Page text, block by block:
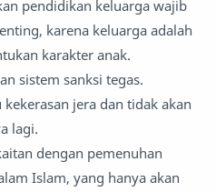
pendidikan keluarga wajib
karena keluarga adalah
karakter anak.
sistem sanksi tegas.
jera dan tidak akan
lagi.
dengan pemenuhan
Islam, yang hanya akan